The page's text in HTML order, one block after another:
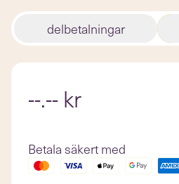
delbetalningar
--.-- kr
Betala säkert med